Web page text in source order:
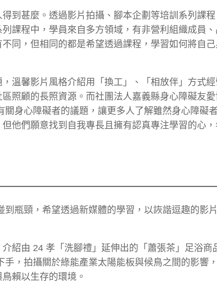
到甚麼。透過影片拍攝、腳本企劃等培訓系列課
課程中，學員來自多方領域，有非營利組織成員
同，但相同的都是希望透過課程，學習如何將自
溫馨影片風格介紹用「換工」、「相放伴」方式
照顧的長照資源。而社團法人嘉義縣身心障礙友
身心障礙者的議題，讓更多人了解雖然身心障礙
他們願意找到自我專長且擁有認真專注學習的心
瓶頸，希望透過新媒體的學習，以詼諧逗趣的影
紹由 24 孝「洗腳禮」延伸出的「蕭張茶」足浴商
，拍攝關於綠能產業太陽能板與候鳥之間的影響
賴以生存的環境。